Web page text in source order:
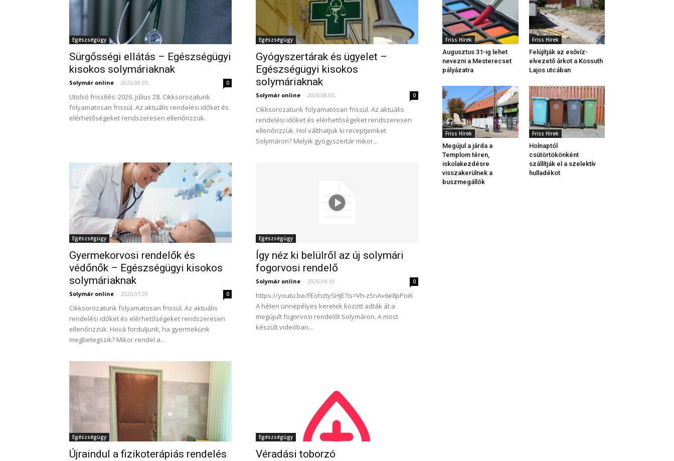
Egészségügy
Sürgősségi ellátás – Egészségügyi
kisokos solymáriaknak
Solymár online - 2026.08.05. 0
Utolsó frissítés: 2026. július 28. Cikksorozatunk
folyamatosan frissül. Az aktuális rendelési időket és
elérhetőségeket rendszeresen ellenőrizzük.
Egészségügy
Gyógyszertárak és ügyelet –
Egészségügyi kisokos
solymáriaknak
Solymár online - 2026.08.03. 0
Cikksorozatunk folyamatosan frissül. Az aktuális
rendelési időket és elérhetőségeket rendszeresen
ellenőrizzük. Hol válthatjuk ki receptjeinket
Solymáron? Melyik gyógyszertár mikor...
Egészségügy
Gyermekorvosi rendelők és
védőnők – Egészségügyi kisokos
solymáriaknak
Solymár online - 2026.07.29. 0
Cikksorozatunk folyamatosan frissül. Az aktuális
rendelési időket és elérhetőségeket rendszeresen
ellenőrizzük. Hová forduljunk, ha gyermekünk
megbetegszik? Mikor rendel a...
Egészségügy
Így néz ki belülről az új solymári
fogorvosi rendelő
Solymár online - 2026.04.19. 0
https://youtu.be/FEohztySHJE?is=Vh-z5nAv6e8pPoiK
A héten ünnepélyes keretek között adták át a
megújult fogorvosi rendelőt Solymáron. A most
készült videóban...
Egészségügy
Újraindul a fizikoterápiás rendelés
Egészségügy
Véradási toborzó
Friss Hírek
Augusztus 31-ig lehet
nevezni a Mesterecset
pályázatra
Friss Hírek
Felújítják az esővíz-
elvezető árkot a Kossuth
Lajos utcában
Friss Hírek
Megújul a járda a
Templom téren,
iskolakezdésre
visszakerülnek a
buszmegállók
Friss Hírek
Holnaptól
csütörtökönként
szállítják el a szelektív
hulladékot